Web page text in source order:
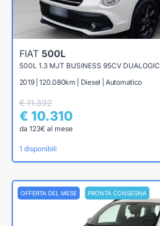
FIAT 500L
500L 1.3 MJT BUSINESS 95CV DUALOGIC
2019 | 120.080km | Diesel | Automatico
€ 11.392
€ 10.310
da 123€ al mese
1 disponibili
OFFERTA DEL MESE PRONTA CONSEGNA